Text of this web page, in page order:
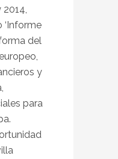
2014,
del
y
para